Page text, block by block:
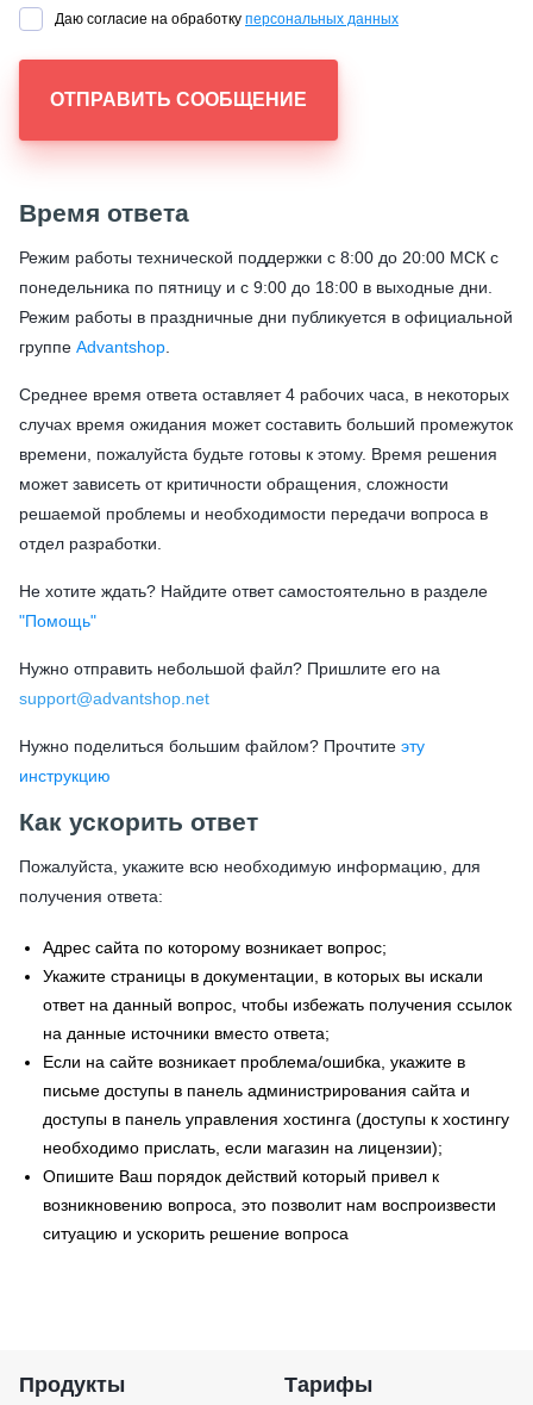
Даю согласие на обработку персональных данных
ОТПРАВИТЬ СООБЩЕНИЕ
Время ответа
Режим работы технической поддержки с 8:00 до 20:00 МСК с
понедельника по пятницу и с 9:00 до 18:00 в выходные дни.
Режим работы в праздничные дни публикуется в официальной
группе Advantshop
Среднее время ответа оставляет 4 рабочих часа, в некоторых
случах время ожидания может составить больший промежуток
времени, пожалуйста будьте готовы к этому. Время решения
может зависеть от критичности обращения, сложности
решаемой проблемы и необходимости передачи вопроса в
отдел разработки.
Не хотите ждать? Найдите ответ самостоятельно в разделе
"Помощь"
Нужно отправить небольшой файл? Пришлите его на
support@advantshop.net
Нужно поделиться большим файлом? Прочтите эту
инструкцию
Как ускорить ответ
Пожалуйста, укажите всю необходимую информацию, для
получения ответа:
Адрес сайта по которому возникает вопрос;
Укажите страницы в документации, в которых вы искали
ответ на данный вопрос, чтобы избежать получения ссылок
на данные источники вместо ответа;
Если на сайте возникает проблема/ошибка, укажите в
письме доступы в панель администрирования сайта и
доступы в панель управления хостинга (доступы к хостингу
необходимо прислать, если магазин на лицензии);
Опишите Ваш порядок действий который привел к
возникновению вопроса, это позволит нам воспроизвести
ситуацию и ускорить решение вопроса
Продукты Тарифы